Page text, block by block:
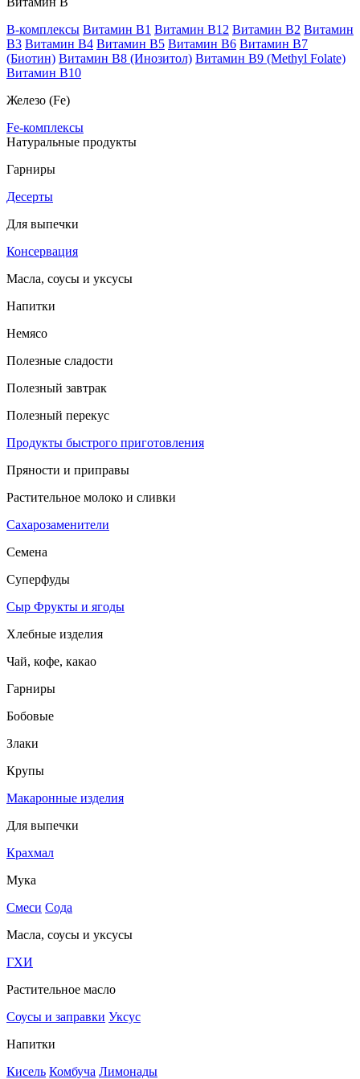
B-комплексы Витамин B1 Витамин B12 Витамин B2 Витамин
B3 Витамин B4 Витамин B5 Витамин B6 Витамин B7
(Биотин) Витамин B8 (Инозитол) Витамин B9 (Methyl Folate)
Витамин В10
Железо (Fe)
Fe-комплексы
Натуральные продукты
Гарниры
Десерты
Для выпечки
Консервация
Масла, соусы и уксусы
Напитки
Немясо
Полезные сладости
Полезный завтрак
Полезный перекус
Продукты быстрого приготовления
Пряности и приправы
Растительное молоко и сливки
Сахарозаменители
Семена
Суперфуды
Сыр Фрукты и ягоды
Хлебные изделия
Чай, кофе, какао
Гарниры
Бобовые
Злаки
Крупы
Макаронные изделия
Для выпечки
Крахмал
Мука
Смеси Сода
Масла, соусы и уксусы
ГХИ
Растительное масло
Соусы и заправки Уксус
Напитки
Кисель Комбуча Лимонады